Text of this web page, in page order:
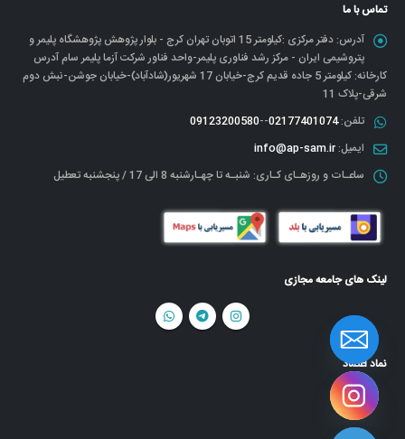
تماس با ما
آدرس:
دفتر مرکزی :کیلومتر 15 اتوبان تهران کرج - بلوار پژوهش پژوهشگاه پلیمر و
پتروشیمی ایران - مرکز رشد فناوری پلیمر-واحد فناور شرکت آزما پلیمر سام آدرس
کارخانه: کیلومتر 5 جاده قدیم کرج-خیابان 17 شهریور(شادآباد)-خیابان جوشن-نبش دوم
شرقی-پلاک 11
تلفن:02177401074
--
09123200580
ایمیل:info@ap-sam.ir
ساعـات و روزهـای کـاری: شنبـه تا چهـارشنبه 8 الی 17 / پنجشنبه تعطیل
لینک های جامعه مجازی
نماد اعتماد